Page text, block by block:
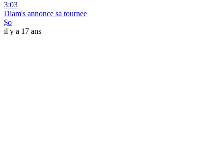
3:03
Diam's annonce sa tournee
$o
il y a 17 ans